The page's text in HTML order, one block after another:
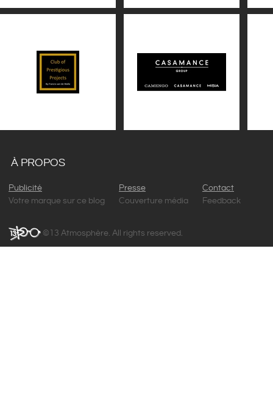
À PROPOS
Publicité
Votre marque sur ce blog
Presse
Couverture média
Contact
Feedback
©13 Atmosphère. All rights reserved.